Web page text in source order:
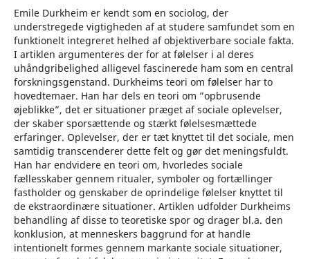
Emile Durkheim er kendt som en sociolog, der
understregede vigtigheden af at studere samfundet som en
funktionelt integreret helhed af objektiverbare sociale fakta.
I artiklen argumenteres der for at følelser i al deres
uhåndgribelighed alligevel fascinerede ham som en central
forskningsgenstand. Durkheims teori om følelser har to
hovedtemaer. Han har dels en teori om ”opbrusende
øjeblikke”, det er situationer præget af sociale oplevelser,
der skaber sporsættende og stærkt følelsesmættede
erfaringer. Oplevelser, der er tæt knyttet til det sociale, men
samtidig transcenderer dette felt og gør det meningsfuldt.
Han har endvidere en teori om, hvorledes sociale
fællesskaber gennem ritualer, symboler og fortællinger
fastholder og genskaber de oprindelige følelser knyttet til
de ekstraordinære situationer. Artiklen udfolder Durkheims
behandling af disse to teoretiske spor og drager bl.a. den
konklusion, at menneskers baggrund for at handle
intentionelt formes gennem markante sociale situationer,